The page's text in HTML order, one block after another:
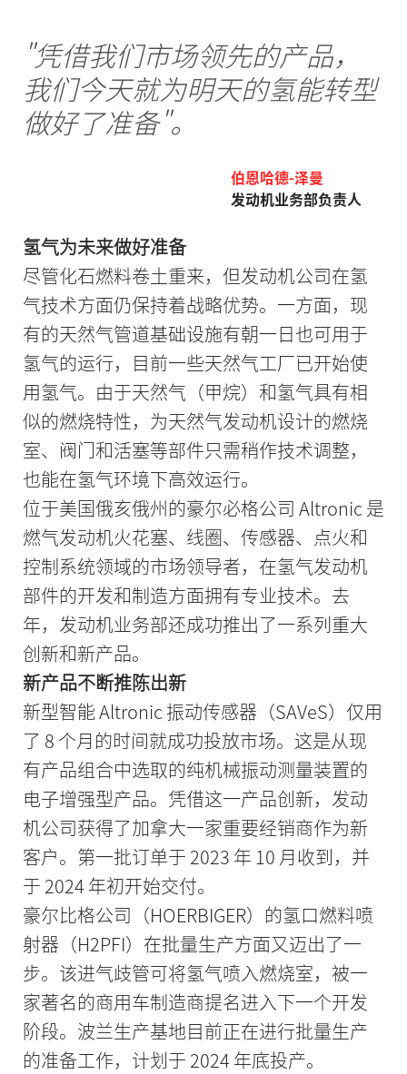
"凭借我们市场领先的产品，
我们今天就为明天的氢能转型
做好了准备"。
伯恩哈德-泽曼
发动机业务部负责人
氢气为未来做好准备
尽管化石燃料卷土重来，但发动机公司在氢
气技术方面仍保持着战略优势。一方面，现
有的天然气管道基础设施有朝一日也可用于
氢气的运行，目前一些天然气工厂已开始使
用氢气。由于天然气（甲烷）和氢气具有相
似的燃烧特性，为天然气发动机设计的燃烧
室、阀门和活塞等部件只需稍作技术调整，
也能在氢气环境下高效运行。
位于美国俄亥俄州的豪尔必格公司 Altronic 是
燃气发动机火花塞、线圈、传感器、点火和
控制系统领域的市场领导者，在氢气发动机
部件的开发和制造方面拥有专业技术。去
年，发动机业务部还成功推出了一系列重大
创新和新产品。
新产品不断推陈出新
新型智能 Altronic 振动传感器（SAVeS）仅用
了 8 个月的时间就成功投放市场。这是从现
有产品组合中选取的纯机械振动测量装置的
电子增强型产品。凭借这一产品创新，发动
机公司获得了加拿大一家重要经销商作为新
客户。第一批订单于 2023 年 10 月收到，并
于 2024 年初开始交付。
豪尔比格公司（HOERBIGER）的氢口燃料喷
射器（H2PFI）在批量生产方面又迈出了一
步。该进气歧管可将氢气喷入燃烧室，被一
家著名的商用车制造商提名进入下一个开发
阶段。波兰生产基地目前正在进行批量生产
的准备工作，计划于 2024 年底投产。